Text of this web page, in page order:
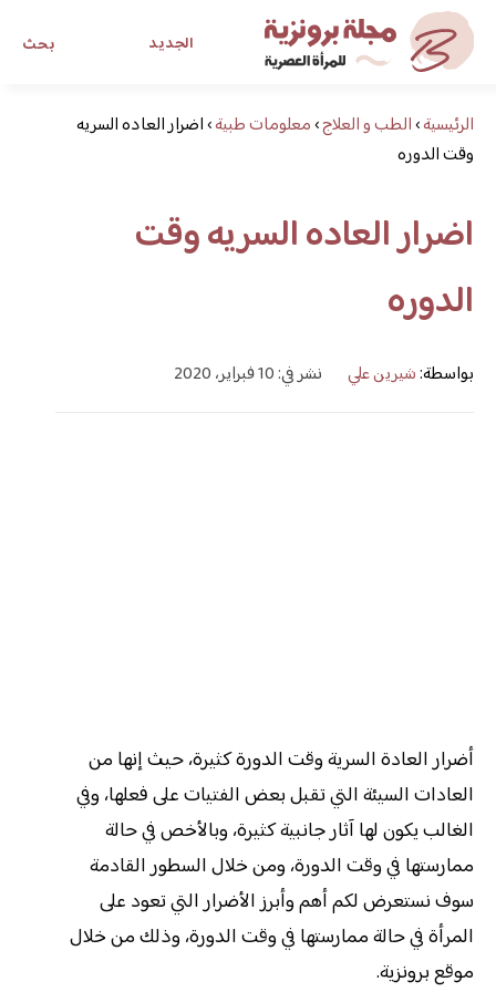
بحث الجديد
مجلة برونزية للفتاة العصريةالرئيسية›الطب و العلاج›معلومات طبية›اضرار العاده السریه
وقت الدوره
اضرار العاده السریه وقت
الدوره
بواسطة:شيرين علي نشر في: 10 فبراير، 2020
أضرار العادة السرية وقت الدورة كثيرة، حيث إنها من
العادات السيئة التي تقبل بعض الفتيات على فعلها، وفي
الغالب يكون لها آثار جانبية كثيرة، وبالأخص في حالة
ممارستها في وقت الدورة، ومن خلال السطور القادمة
سوف نستعرض لكم أهم وأبرز الأضرار التي تعود على
المرأة في حالة ممارستها في وقت الدورة، وذلك من خلال
موقع برونزية.